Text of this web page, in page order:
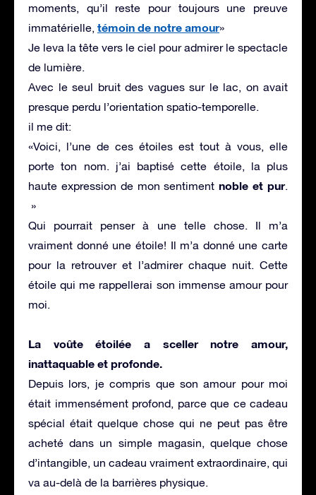
moments, qu’il reste pour toujours une preuve
immatérielle, témoin de notre amour»
Je leva la tête vers le ciel pour admirer le spectacle
de lumière.
Avec le seul bruit des vagues sur le lac, on avait
presque perdu l’orientation spatio-temporelle.
il me dit:
«Voici, l’une de ces étoiles est tout à vous, elle
porte ton nom. j’ai baptisé cette étoile, la plus
haute expression de mon sentimentnoble et pur.
»
Qui pourrait penser à une telle chose. Il m’a
vraiment donné une étoile! Il m’a donné une carte
pour la retrouver et l’admirer chaque nuit. Cette
étoile qui me rappellerai son immense amour pour
moi.
La voûte étoilée a sceller notre amour,
inattaquable et profonde.
Depuis lors, je compris que son amour pour moi
était immensément profond, parce que ce cadeau
spécial était quelque chose qui ne peut pas être
acheté dans un simple magasin, quelque chose
d’intangible, un cadeau vraiment extraordinaire, qui
va au-delà de la barrières physique.